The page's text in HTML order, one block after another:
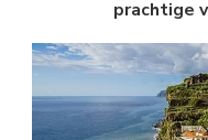
prachtige